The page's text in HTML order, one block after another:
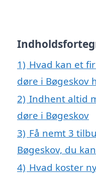
1) Hvad kan et
døre i Bøgeskov
2) Indhent altid
døre i Bøgeskov
3) Få nemt 3
Bøgeskov, du
4) Hvad koster